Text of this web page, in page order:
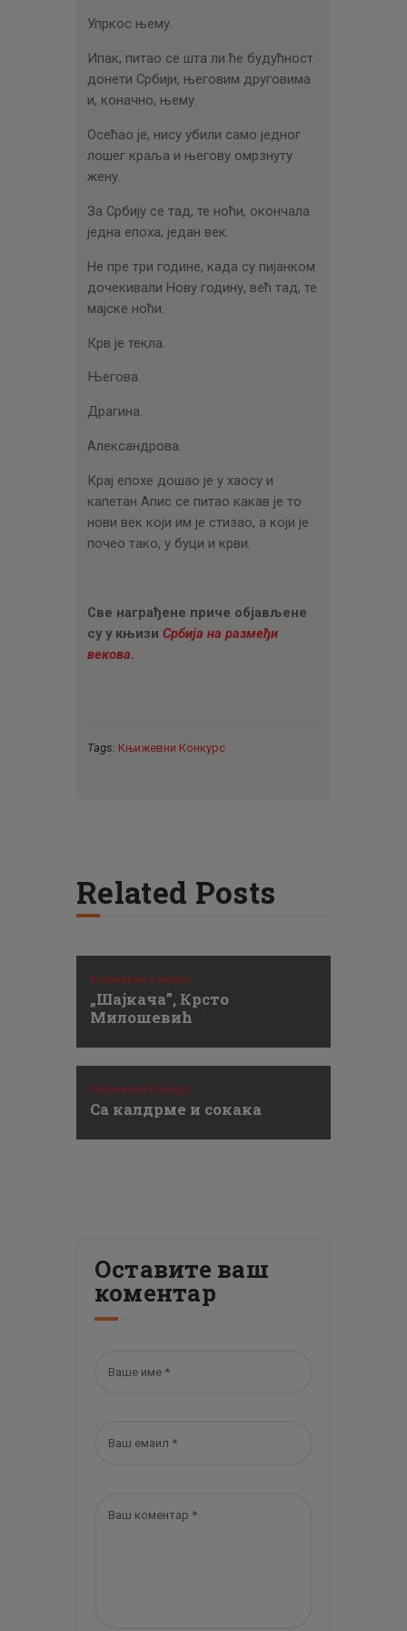
Упркос њему.
Ипак, питао се шта ли ће будућност
донети Србији, његовим друговима
и, коначно, њему.
Осећао је, нису убили само једног
лошег краља и његову омрзнуту
жену.
За Србију се тад, те ноћи, окончала
једна епоха, један век.
Не пре три године, када су пијанком
дочекивали Нову годину, већ тад, те
мајске ноћи.
Крв је текла.
Његова.
Драгина.
Александрова.
Крај епохе дошао је у хаосу и
капетан Апис се питао какав је то
нови век који им је стизао, а који је
почео тако, у буци и крви.
Све награђене приче објављене
су у књизи Србија на размеђи
векова.
Tags: Књижевни Конкурс
Related Posts
Књижевни Конкурс
„Шајкача”, Крсто
Милошевић
Књижевни Конкурс
Са калдрме и сокака
Оставите ваш
коментар